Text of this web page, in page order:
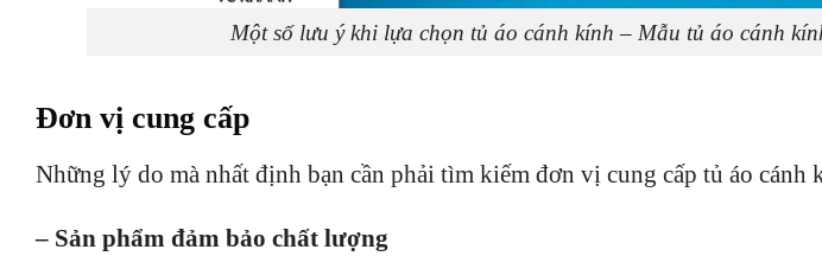
Một số lưu ý khi lựa chọn tủ áo cánh kính – Mẫu tủ áo cánh
Đơn vị cung cấp
Những lý do mà nhất định bạn cần phải tìm kiếm đơn vị cung cấp tủ áo cánh
– Sản phẩm đảm bảo chất lượng